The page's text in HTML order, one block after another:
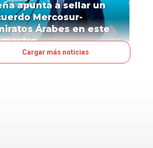
apunta a sellar un
Mercosur-
Árabes en este
Cargar más noticias